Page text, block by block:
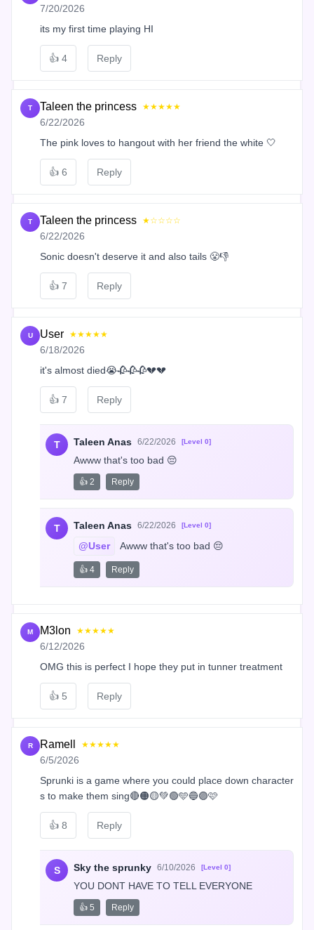
7/20/2026
its my first time playing HI
👍 4 Reply
T Taleen the princess ★★★★★
6/22/2026
The pink loves to hangout with her friend the white 🤍
👍 6 Reply
T Taleen the princess ★☆☆☆☆
6/22/2026
Sonic doesn't deserve it and also tails 😤👎
👍 7 Reply
U User ★★★★★
6/18/2026
it's almost died😭🥀🥀🥀💔💔
👍 7 Reply
T Taleen Anas 6/22/2026 [Level 0]
Awww that's too bad 😔
👍 2 Reply
T Taleen Anas 6/22/2026 [Level 0]
@User Awww that's too bad 😔
👍 4 Reply
M M3lon ★★★★★
6/12/2026
OMG this is perfect I hope they put in tunner treatment
👍 5 Reply
R Ramell ★★★★★
6/5/2026
Sprunki is a game where you could place down character
s to make them sing🔴🟠🟡💚🟢🩵🔵🟣🩷
👍 8 Reply
S Sky the sprunky 6/10/2026 [Level 0]
YOU DONT HAVE TO TELL EVERYONE
👍 5 Reply